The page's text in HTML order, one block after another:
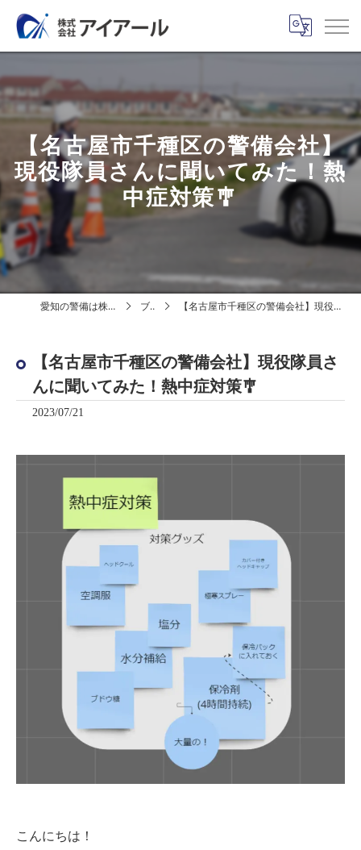
【名古屋市千種区の警備会社】
現役隊員さんに聞いてみた！熱
中症対策🎐
愛知の警備は株式会社アイアール ブログ 【名古屋市千種区の警備会社】現役隊員さんに聞いてみた！熱中症対策🎐
【名古屋市千種区の警備会社】現役隊員さ
んに聞いてみた！熱中症対策🎐
2023/07/21
こんにちは！